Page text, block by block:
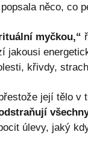
něco, co
myčkou,“
jakousi
křivdy,
její tělo v
úlevy, jaký